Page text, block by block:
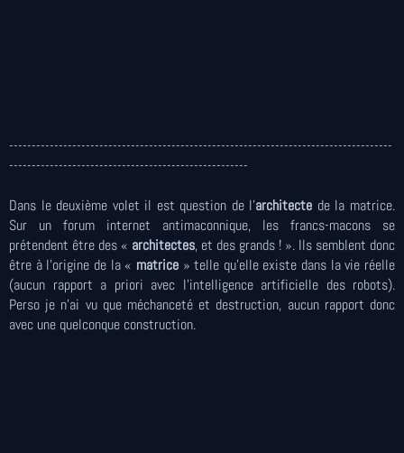
-------------------------------------------------------------------------------------
-----------------------------------------------------
Dans le deuxième volet il est question de l’architecte de la matrice.
Sur un forum internet antimaconnique, les francs-macons se
prétendent être des « architectes, et des grands ! ». Ils semblent donc
être à l’origine de la « matrice » telle qu’elle existe dans la vie réelle
(aucun rapport a priori avec l’intelligence artificielle des robots).
Perso je n’ai vu que méchanceté et destruction, aucun rapport donc
avec une quelconque construction.